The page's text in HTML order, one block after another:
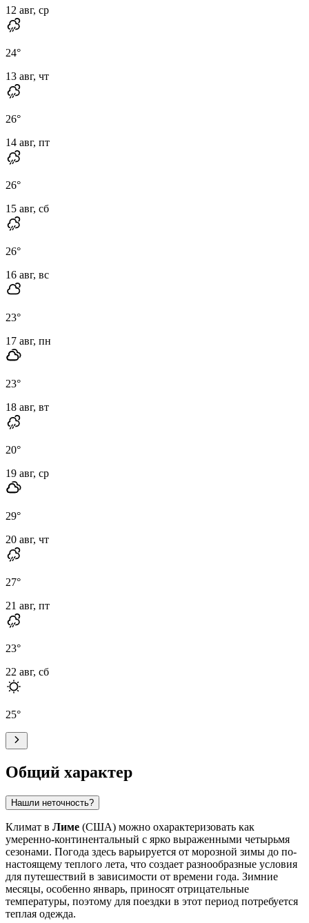
12 авг, ср
24°
13 авг, чт
26°
14 авг, пт
26°
15 авг, сб
26°
16 авг, вс
23°
17 авг, пн
23°
18 авг, вт
20°
19 авг, ср
29°
20 авг, чт
27°
21 авг, пт
23°
22 авг, сб
25°
Общий характер
Нашли неточность?
Климат в Лиме (США) можно охарактеризовать как
умеренно-континентальный с ярко выраженными четырьмя
сезонами. Погода здесь варьируется от морозной зимы до по-
настоящему теплого лета, что создает разнообразные условия
для путешествий в зависимости от времени года. Зимние
месяцы, особенно январь, приносят отрицательные
температуры, поэтому для поездки в этот период потребуется
теплая одежда.